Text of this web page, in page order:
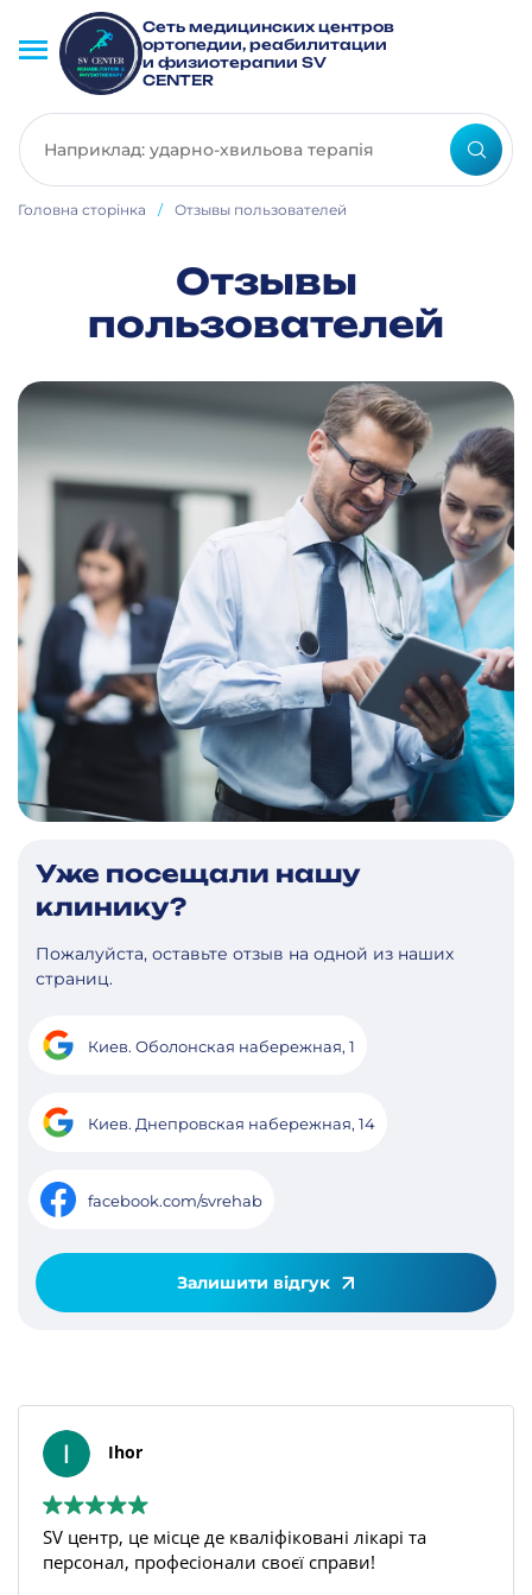
Сеть медицинских центров
ортопедии, реабилитации
и физиотерапии SV
CENTER
Головна сторінка / Отзывы пользователей
Отзывы
пользователей
Уже посещали нашу
клинику?
Пожалуйста, оставьте отзыв на одной из наших
страниц.
Киев. Оболонская набережная, 1
Киев. Днепровская набережная, 14
facebook.com/svrehab
Залишити відгук
Ihor
SV центр, це місце де кваліфіковані лікарі та
персонал, професіонали своєї справи!